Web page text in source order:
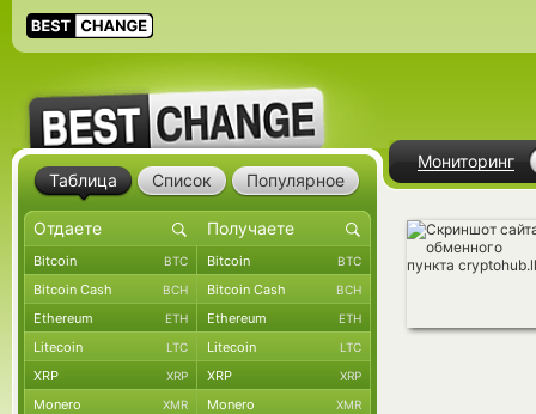
Мониторинг
Таблица Список Популярное
Bitcoin BTC Bitcoin BTC
Bitcoin Cash BCH Bitcoin Cash BCH
Ethereum ETH Ethereum ETH
Litecoin LTC Litecoin LTC
XRP XRP XRP XRP
Monero XMR Monero XMR